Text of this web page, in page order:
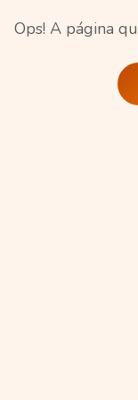
Ops! A página